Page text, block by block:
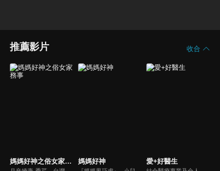
推薦影片 收合
媽媽好神之俗女家務事 媽媽好神 愛+好醫生